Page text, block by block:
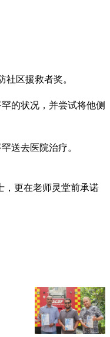
区援救者奖。
的状况，并尝试将他侧
送去医院治疗。
，更在老师灵堂前承诺